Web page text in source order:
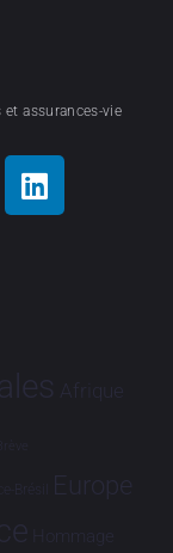
assurances-vie
Afrique
Brève
Brésil Europe
Hommage